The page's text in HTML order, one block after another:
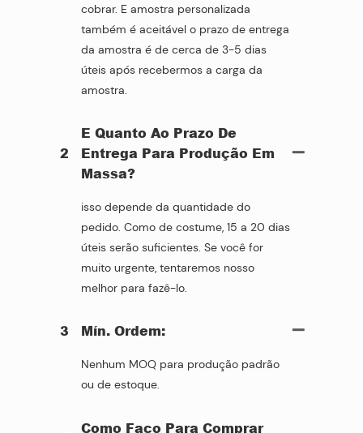
cobrar. E amostra personalizada
também é aceitável o prazo de entrega
da amostra é de cerca de 3-5 dias
úteis após recebermos a carga da
amostra.
2
E Quanto Ao Prazo De
Entrega Para Produção Em
Massa?
isso depende da quantidade do
pedido. Como de costume, 15 a 20 dias
úteis serão suficientes. Se você for
muito urgente, tentaremos nosso
melhor para fazê-lo.
3 Mín. Ordem:
Nenhum MOQ para produção padrão
ou de estoque.
Como Faço Para Comprar